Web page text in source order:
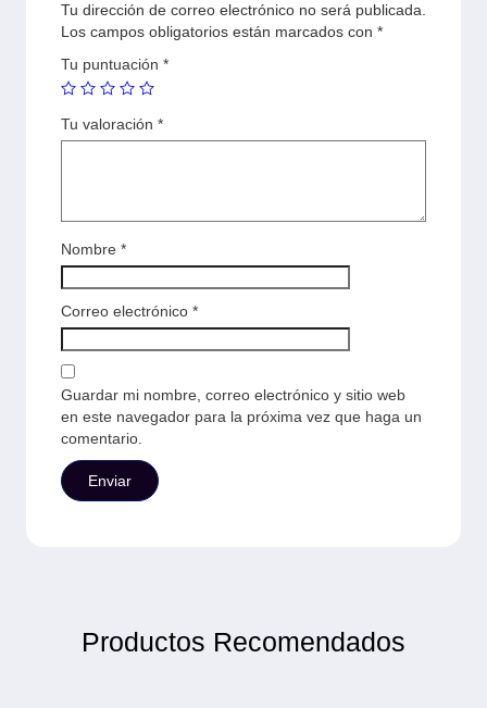
Tu dirección de correo electrónico no será publicada.
Los campos obligatorios están marcados con *
Tu puntuación *
Tu valoración *
Nombre *
Correo electrónico *
Guardar mi nombre, correo electrónico y sitio web
en este navegador para la próxima vez que haga un
comentario.
Productos Recomendados